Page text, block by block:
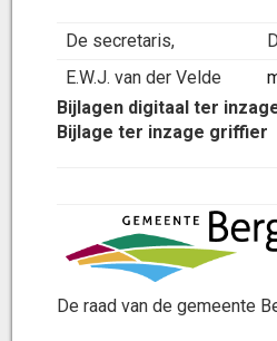
De secretaris,
E.W.J. van der Velde
Bijlagen digitaal ter
Bijlage ter inzage griffier
De raad van de gemeente